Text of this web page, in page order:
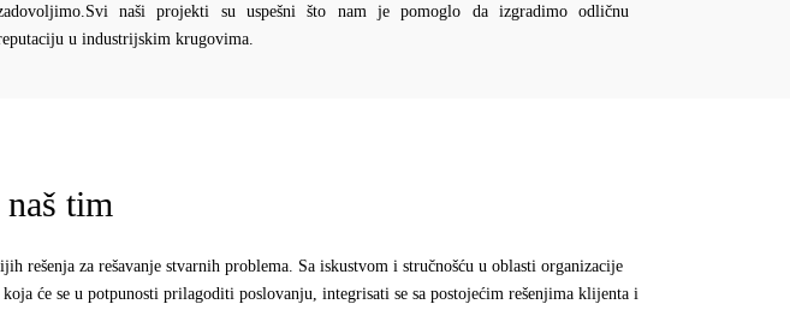
naši projekti su uspešni što nam je pomoglo da izgradimo odličnu
u industrijskim krugovima.
tim
rešenja za rešavanje stvarnih problema. Sa iskustvom i stručnošću u oblasti organizacije
će se u potpunosti prilagoditi poslovanju, integrisati se sa postojećim rešenjima klijenta i